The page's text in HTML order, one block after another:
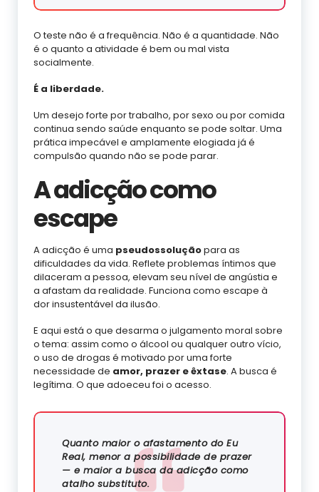
O teste não é a frequência. Não é a quantidade. Não
é o quanto a atividade é bem ou mal vista
socialmente.
É a liberdade.
Um desejo forte por trabalho, por sexo ou por comida
continua sendo saúde enquanto se pode soltar. Uma
prática impecável e amplamente elogiada já é
compulsão quando não se pode parar.
A adicção como
escape
A adicção é uma pseudossoluçãopara as
dificuldades da vida. Reflete problemas íntimos que
dilaceram a pessoa, elevam seu nível de angústia e
a afastam da realidade. Funciona como escape à
dor insustentável da ilusão.
E aqui está o que desarma o julgamento moral sobre
o tema: assim como o álcool ou qualquer outro vício,
o uso de drogas é motivado por uma forte
necessidade de amor, prazer e êxtase. A busca é
legítima. O que adoeceu foi o acesso.
Quanto maior o afastamento do Eu
Real, menor a possibilidade de prazer
— e maior a busca da adicção como
atalho substituto.